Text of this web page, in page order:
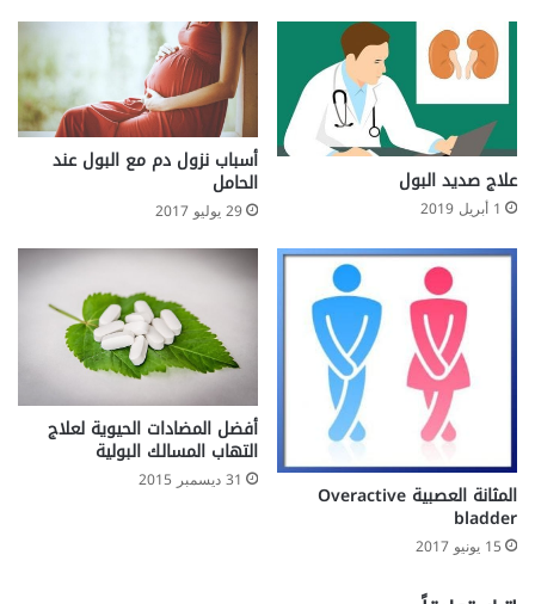
علاج صديد البول
1 أبريل 2019
أسباب نزول دم مع البول عند
الحامل
29 يوليو 2017
المثانة العصبية Overactive
bladder
15 يونيو 2017
أفضل المضادات الحيوية لعلاج
التهاب المسالك البولية
31 ديسمبر 2015